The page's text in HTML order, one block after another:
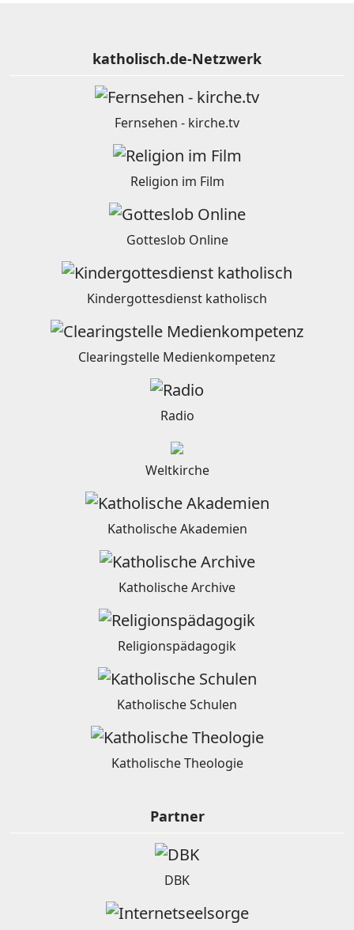
katholisch.de-Netzwerk
Fernsehen - kirche.tv
Religion im Film
Gotteslob Online
Kindergottesdienst katholisch
Clearingstelle Medienkompetenz
Radio
Weltkirche
Katholische Akademien
Katholische Archive
Religionspädagogik
Katholische Schulen
Katholische Theologie
Partner
DBK